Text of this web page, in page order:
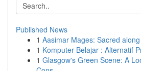
Published News
1 Aasimar Mages: Sacred
1 Komputer Belajar : Alternatif
1 Glasgow's Green Scene: A